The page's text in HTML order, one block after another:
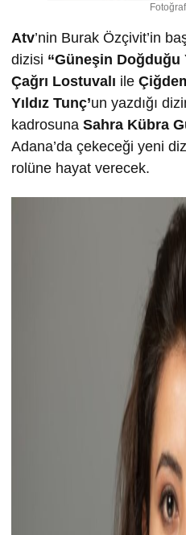
Atv’nin Burak Özçivit’in
dizisi “Güneşin Doğduğu
Çağrı Lostuvalı ile
Yıldız Tunç’un yazdığı
kadrosuna Sahra Kübra
Adana’da çekeceği yeni
rolüne hayat verecek.